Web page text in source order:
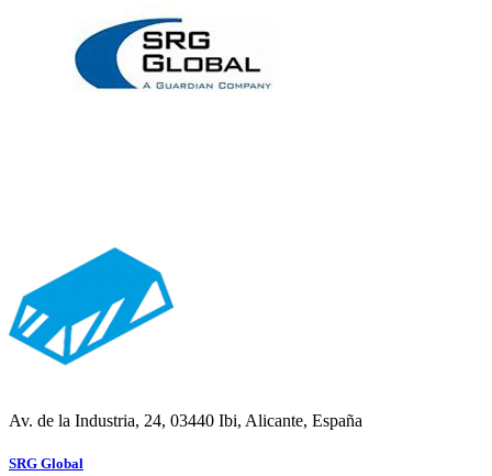
Av. de la Industria, 24, 03440 Ibi, Alicante, España
SRG Global